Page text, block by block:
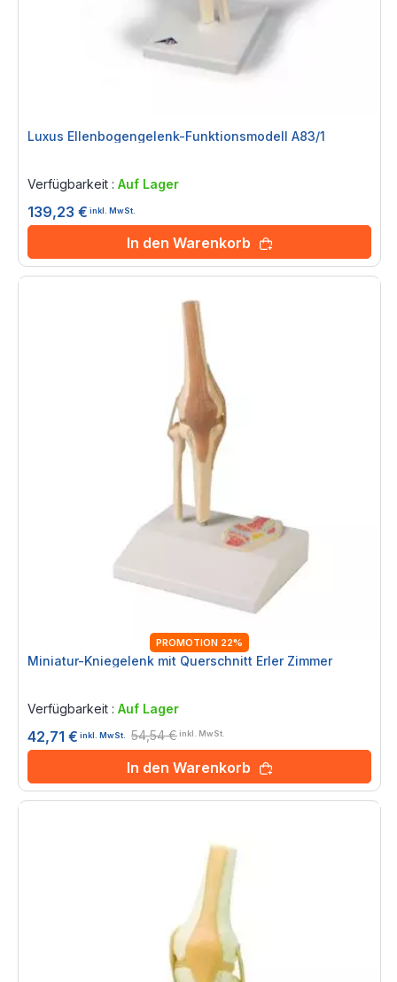
Luxus Ellenbogengelenk-Funktionsmodell A83/1
Verfügbarkeit : Auf Lager
139,23 € inkl. MwSt.
In den Warenkorb
PROMOTION 22%
Miniatur-Kniegelenk mit Querschnitt Erler Zimmer
Verfügbarkeit : Auf Lager
42,71 € inkl. MwSt. 54,54 €inkl. MwSt.
In den Warenkorb